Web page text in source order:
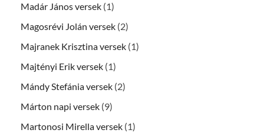
Madár János versek (1)
Magosrévi Jolán versek (2)
Majranek Krisztina versek (1)
Majtényi Erik versek (1)
Mándy Stefánia versek (2)
Márton napi versek (9)
Martonosi Mirella versek (1)